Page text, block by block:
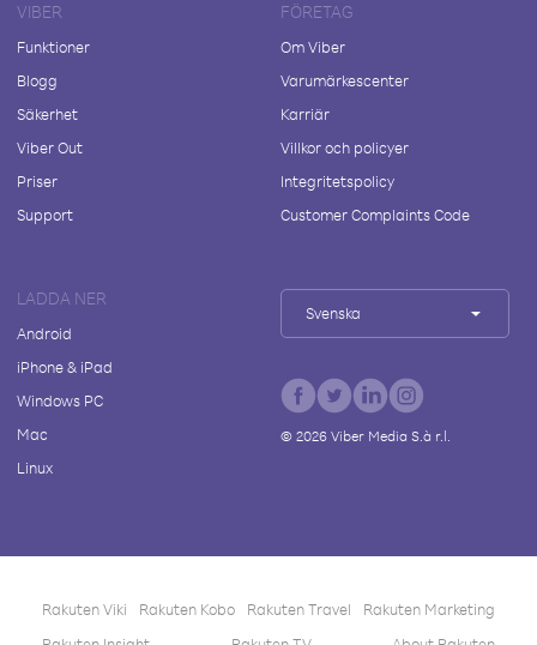
VIBER
Funktioner
Blogg
Säkerhet
Viber Out
Priser
Support
FÖRETAG
Om Viber
Varumärkescenter
Karriär
Villkor och policyer
Integritetspolicy
Customer Complaints Code
LADDA NER
Android
iPhone & iPad
Windows PC
Mac
Linux
Svenska
© 2026Viber Media S.à r.l.
Rakuten Viki Rakuten Kobo Rakuten Travel
Rakuten Marketing